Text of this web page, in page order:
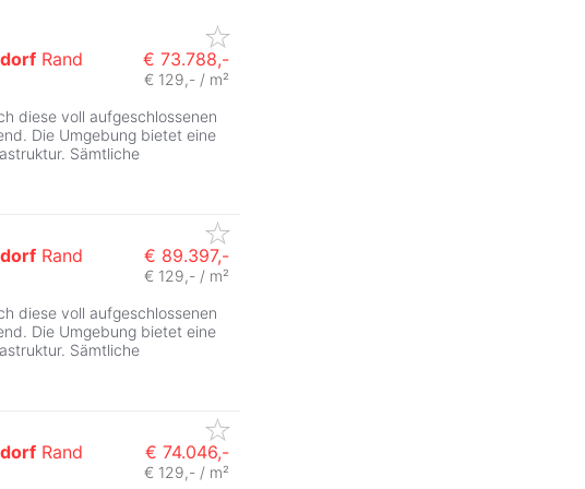
Rand € 73.788,-
€ 129,- / m²
diese voll aufgeschlossenen
Die Umgebung bietet eine
Sämtliche
Rand € 89.397,-
€ 129,- / m²
diese voll aufgeschlossenen
Die Umgebung bietet eine
Sämtliche
Rand € 74.046,-
€ 129,- / m²